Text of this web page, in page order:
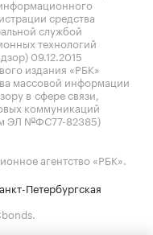
средства
службой
технологий
09.12.2015
издания «РБК»
массовой информации
в сфере связи,
коммуникаций
ЭЛ №ФС77-82385)
агентство «РБК».
Петербургская